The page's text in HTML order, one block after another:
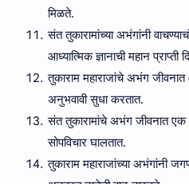
मिळते.
संत तुकारामांच्या अभंगांनी
आध्यात्मिक ज्ञानाची महान प्राप्ती
तुकाराम महाराजांचे अभंग
अनुभवावी सुधा करतात.
संत तुकारामांचे अभंग जीवनात
सोपविचार घालतात.
तुकाराम महाराजांच्या अभंगांनी